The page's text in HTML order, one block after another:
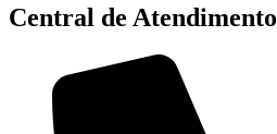
Central de Atendimento